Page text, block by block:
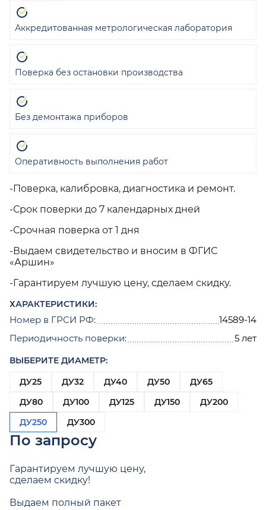
-Поверка, калибровка, диагностика и ремонт.
-Срок поверки до 7 календарных дней
-Срочная поверка от 1 дня
-Выдаем свидетельство и вносим в ФГИС
«Аршин»
-Гарантируем лучшую цену, сделаем скидку.
ХАРАКТЕРИСТИКИ:
Номер в ГРСИ РФ:
14589-14
Периодичность поверки:
5 лет
ВЫБЕРИТЕ ДИАМЕТР:
ДУ25
ДУ32 ДУ40 ДУ50
ДУ65
ДУ80
ДУ100 ДУ125 ДУ150
ДУ200
ДУ250
ДУ300
По запросу
Гарантируем лучшую цену,
сделаем скидку!
Выдаем полный пакет
Аккредитованная метрологическая лаборатория
Поверка без остановки производства
Без демонтажа приборов
Оперативность выполнения работ